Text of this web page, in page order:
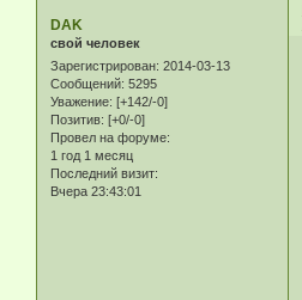
DAK
свой человек
Зарегистрирован: 2014-03-13
Сообщений: 5295
Уважение: [+142/-0]
Позитив: [+0/-0]
Провел на форуме:
1 год 1 месяц
Последний визит:
Вчера 23:43:01